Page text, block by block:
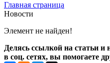
Главная страница
Новости
Элемент не найден!
Делясь ссылкой на статьи и
в соц. сетях, вы помогаете